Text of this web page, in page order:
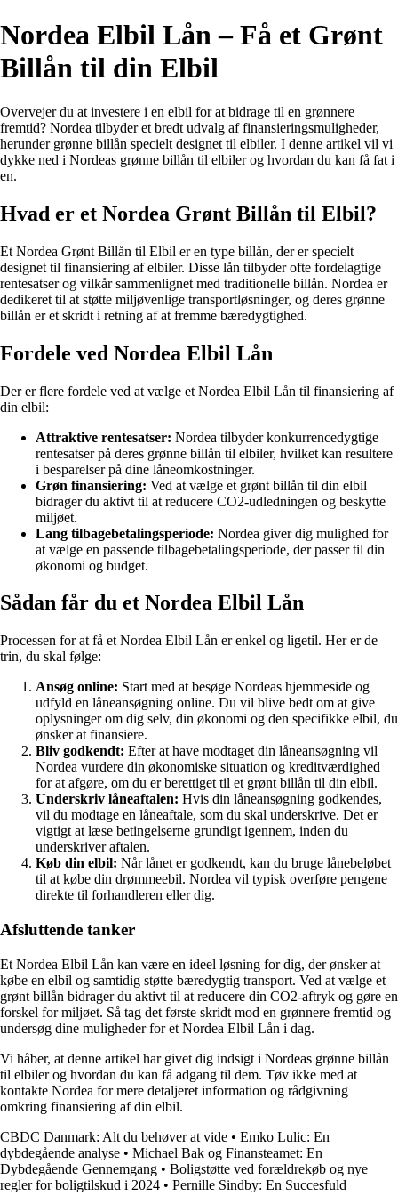
Nordea Elbil Lån – Få et Grønt
Billån til din Elbil
Overvejer du at investere i en elbil for at bidrage til en grønnere
fremtid? Nordea tilbyder et bredt udvalg af finansieringsmuligheder,
herunder grønne billån specielt designet til elbiler. I denne artikel vil vi
dykke ned i Nordeas grønne billån til elbiler og hvordan du kan få fat i
en.
Hvad er et Nordea Grønt Billån til Elbil?
Et Nordea Grønt Billån til Elbil er en type billån, der er specielt
designet til finansiering af elbiler. Disse lån tilbyder ofte fordelagtige
rentesatser og vilkår sammenlignet med traditionelle billån. Nordea er
dedikeret til at støtte miljøvenlige transportløsninger, og deres grønne
billån er et skridt i retning af at fremme bæredygtighed.
Fordele ved Nordea Elbil Lån
Der er flere fordele ved at vælge et Nordea Elbil Lån til finansiering af
din elbil:
Attraktive rentesatser: Nordea tilbyder konkurrencedygtige
rentesatser på deres grønne billån til elbiler, hvilket kan resultere
i besparelser på dine låneomkostninger.
Grøn finansiering: Ved at vælge et grønt billån til din elbil
bidrager du aktivt til at reducere CO2-udledningen og beskytte
miljøet.
Lang tilbagebetalingsperiode: Nordea giver dig mulighed for
at vælge en passende tilbagebetalingsperiode, der passer til din
økonomi og budget.
Sådan får du et Nordea Elbil Lån
Processen for at få et Nordea Elbil Lån er enkel og ligetil. Her er de
trin, du skal følge:
Ansøg online: Start med at besøge Nordeas hjemmeside og
udfyld en låneansøgning online. Du vil blive bedt om at give
oplysninger om dig selv, din økonomi og den specifikke elbil, du
ønsker at finansiere.
Bliv godkendt: Efter at have modtaget din låneansøgning vil
Nordea vurdere din økonomiske situation og kreditværdighed
for at afgøre, om du er berettiget til et grønt billån til din elbil.
Underskriv låneaftalen: Hvis din låneansøgning godkendes,
vil du modtage en låneaftale, som du skal underskrive. Det er
vigtigt at læse betingelserne grundigt igennem, inden du
underskriver aftalen.
Køb din elbil: Når lånet er godkendt, kan du bruge lånebeløbet
til at købe din drømmeebil. Nordea vil typisk overføre pengene
direkte til forhandleren eller dig.
Afsluttende tanker
Et Nordea Elbil Lån kan være en ideel løsning for dig, der ønsker at
købe en elbil og samtidig støtte bæredygtig transport. Ved at vælge et
grønt billån bidrager du aktivt til at reducere din CO2-aftryk og gøre en
forskel for miljøet. Så tag det første skridt mod en grønnere fremtid og
undersøg dine muligheder for et Nordea Elbil Lån i dag.
Vi håber, at denne artikel har givet dig indsigt i Nordeas grønne billån
til elbiler og hvordan du kan få adgang til dem. Tøv ikke med at
kontakte Nordea for mere detaljeret information og rådgivning
omkring finansiering af din elbil.
CBDC Danmark: Alt du behøver at vide • Emko Lulic: En
dybdegående analyse • Michael Bak og Finansteamet: En
Dybdegående Gennemgang • Boligstøtte ved forældrekøb og nye
regler for boligtilskud i 2024 • Pernille Sindby: En Succesfuld